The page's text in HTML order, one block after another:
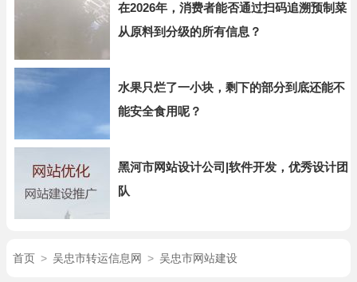
在2026年，消费者能否通过扫码追溯预制菜
从原料到分级的所有信息？
水果只烂了一小块，剩下的部分到底还能不
能安全食用呢？
黑河市网站设计公司|软件开发，优秀设计团
队
首页 > 吴忠市转运信息网 > 吴忠市网站建设